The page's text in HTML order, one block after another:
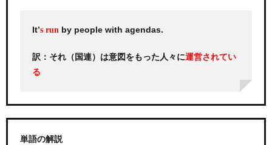
It’s run by people with agendas.
訳：それ（国連）は意図をもった人々に運営されてい
る
単語の解説